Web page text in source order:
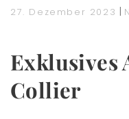
27. Dezember 2023 |
Exklusives
Collier